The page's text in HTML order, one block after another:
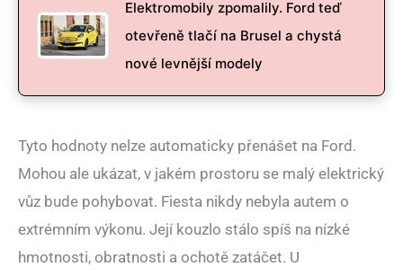
Elektromobily zpomalily. Ford teď
otevřeně tlačí na Brusel a chystá
nové levnější modely
Tyto hodnoty nelze automaticky přenášet na Ford.
Mohou ale ukázat, v jakém prostoru se malý elektrický
vůz bude pohybovat. Fiesta nikdy nebyla autem o
extrémním výkonu. Její kouzlo stálo spíš na nízké
hmotnosti, obratnosti a ochotě zatáčet. U